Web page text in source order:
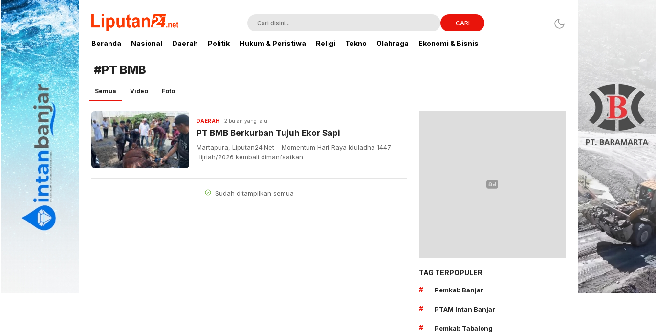
liputan24.net
CARI
Beranda Nasional Daerah Politik Hukum & Peristiwa Religi Tekno Olahraga Ekonomi & Bisnis
#PT BMB
Semua Video Foto
DAERAH 2 bulan yang lalu
PT BMB Berkurban Tujuh Ekor Sapi
Martapura, Liputan24.Net – Momentum Hari Raya Iduladha 1447
Hijriah/2026 kembali dimanfaatkan
Sudah ditampilkan semua
TAG TERPOPULER
#
Pemkab Banjar
# PTAM Intan Banjar
# Pemkab Tabalong